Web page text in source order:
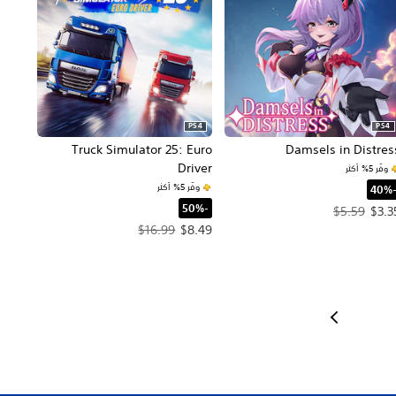
Damsels in
PS4
وفّر 5% أكثر
‏-40%‏
العرض $3.35‏. السعر الأصلي، $5.59‏.
$5.59
Truck Simulator 25: Euro
Driver
PS4
وفّر 5% أكثر
‏-50%‏
$8.49
سعر العرض $8.49‏. السعر الأصلي، $16.99‏.
$16.99